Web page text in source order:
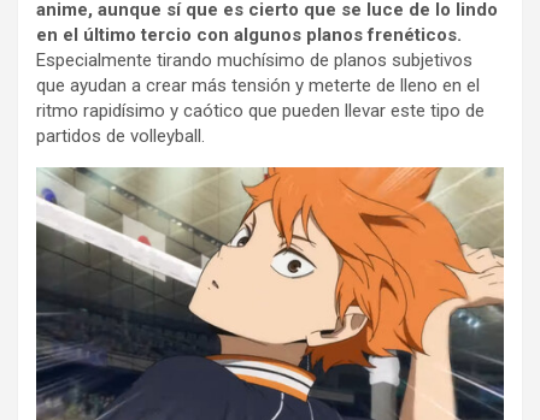
anime, aunque sí que es cierto que se luce de lo lindo
en el último tercio con algunos planos frenéticos.
Especialmente tirando muchísimo de planos subjetivos
que ayudan a crear más tensión y meterte de lleno en el
ritmo rapidísimo y caótico que pueden llevar este tipo de
partidos de volleyball.